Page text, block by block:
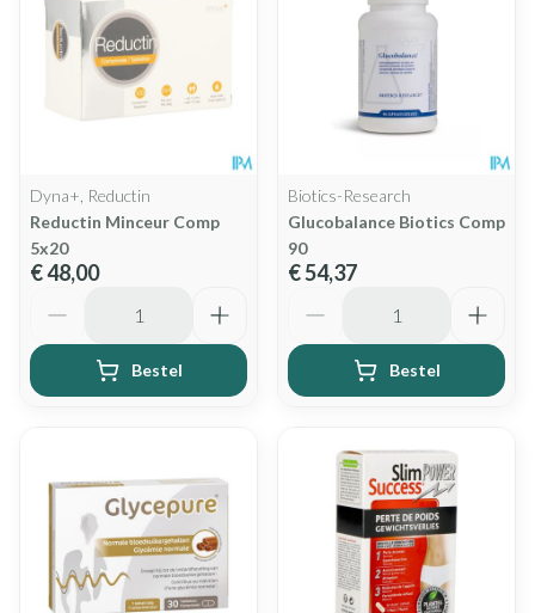
Dyna+, Reductin
Reductin Minceur Comp
5x20
€ 48,00
Bestel
Biotics-Research
Glucobalance Biotics Comp
90
€ 54,37
Bestel